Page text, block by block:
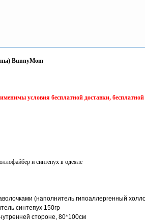
BunnyMom
условия бесплатной доставки,
и синтепух в одеяле
(наполнитель гипоаллергенный
синтепух 150гр
стороне, 80*100см